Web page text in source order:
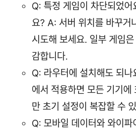
Q: 특정 게임이 차단되었
요? A: 서버 위치를 바꾸거
시도해 보세요. 일부 게임
감합니다.
Q: 라우터에 설치해도 되
에서 적용하면 모든 기기에
만 초기 설정이 복잡할 수
Q: 모바일 데이터와 와이